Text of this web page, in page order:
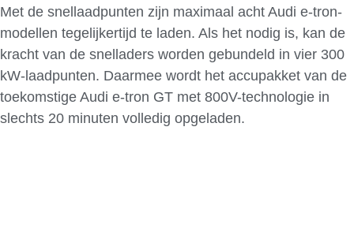
Met de snellaadpunten zijn maximaal acht Audi e-tron-
modellen tegelijkertijd te laden. Als het nodig is, kan de
kracht van de snelladers worden gebundeld in vier 300
kW-laadpunten. Daarmee wordt het accupakket van de
toekomstige Audi e-tron GT met 800V-technologie in
slechts 20 minuten volledig opgeladen.